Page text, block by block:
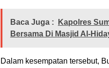
Baca Juga :
Kapolres
Bersama Di Masjid Al-
Dalam kesempatan tersebut,